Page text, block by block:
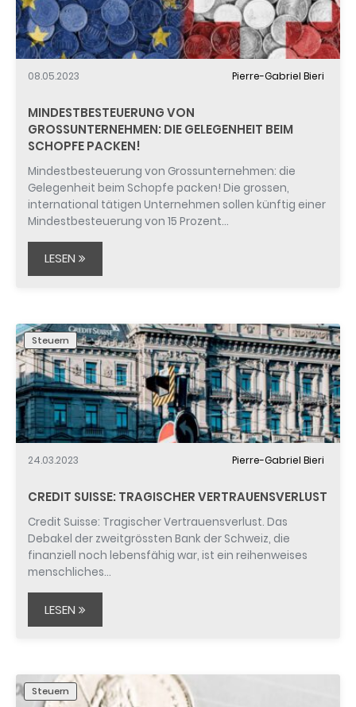
08.05.2023 Pierre-Gabriel Bieri
MINDESTBESTEUERUNG VON
GROSSUNTERNEHMEN: DIE GELEGENHEIT BEIM
SCHOPFE PACKEN!
Mindestbesteuerung von Grossunternehmen: die
Gelegenheit beim Schopfe packen! Die grossen,
international tätigen Unternehmen sollen künftig einer
Mindestbesteuerung von 15 Prozent…
LESEN
Steuern
24.03.2023 Pierre-Gabriel Bieri
CREDIT SUISSE: TRAGISCHER VERTRAUENSVERLUST
Credit Suisse: Tragischer Vertrauensverlust. Das
Debakel der zweitgrössten Bank der Schweiz, die
finanziell noch lebensfähig war, ist ein reihenweises
menschliches…
LESEN
Steuern